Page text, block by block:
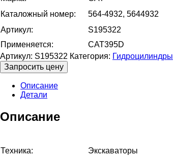
Каталожный номер:
564-4932, 5644932
Артикул:
S195322
Применяется:
CAT395D
Артикул: S195322 Категория: Гидроцилиндры
Запросить цену
Описание
Детали
Описание
Техника:
Экскаваторы